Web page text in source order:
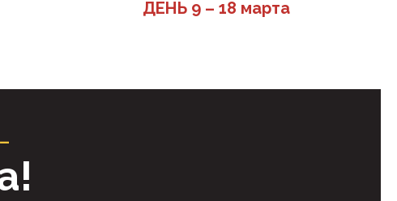
ДЕНЬ 9 – 18 марта